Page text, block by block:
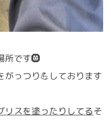
所です🛞
がっつり💪しております
リスを塗ったりしてるそ